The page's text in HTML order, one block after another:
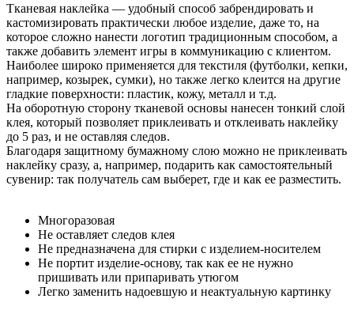
Тканевая наклейка — удобный способ забрендировать и
кастомизировать практически любое изделие, даже то, на
которое сложно нанести логотип традиционным способом, а
также добавить элемент игры в коммуникацию с клиентом.
Наиболее широко применяется для текстиля (футболки, кепки,
например, козырек, сумки), но также легко клеится на другие
гладкие поверхности: пластик, кожу, металл и т.д.
На оборотную сторону тканевой основы нанесен тонкий слой
клея, который позволяет приклеивать и отклеивать наклейку
до 5 раз, и не оставляя следов.
Благодаря защитному бумажному слою можно не приклеивать
наклейку сразу, а, например, подарить как самостоятельный
сувенир: так получатель сам выберет, где и как ее разместить.
Многоразовая
Не оставляет следов клея
Не предназначена для стирки с изделием-носителем
Не портит изделие-основу, так как ее не нужно
пришивать или припаривать утюгом
Легко заменить надоевшую и неактуальную картинку